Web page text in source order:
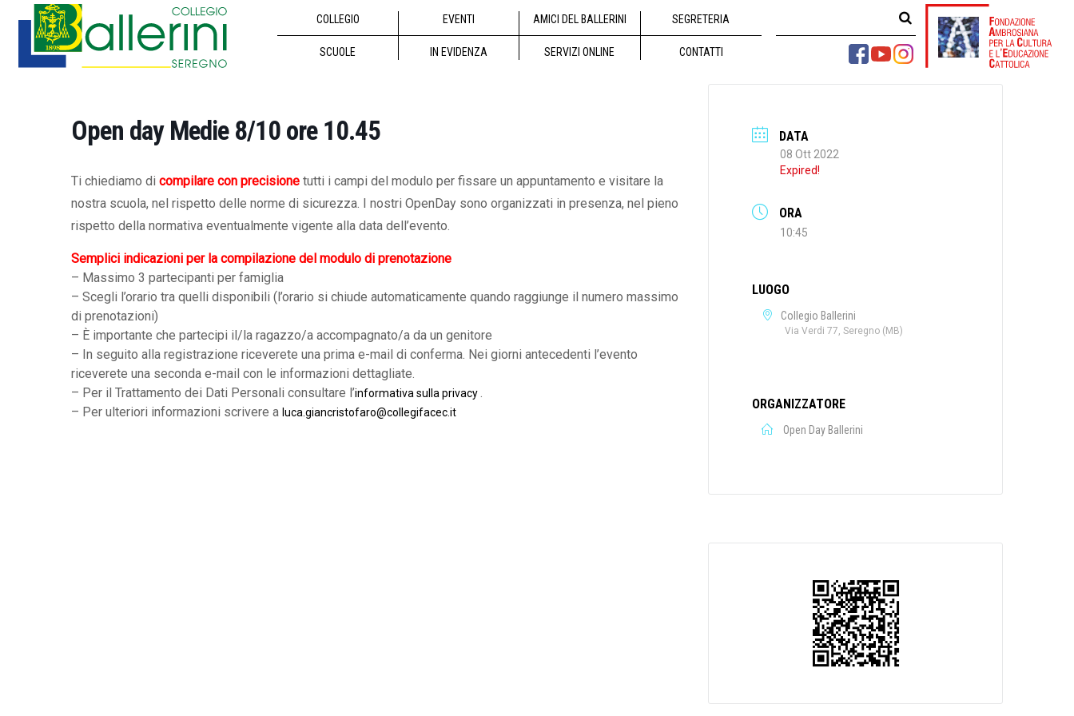
COLLEGIO EVENTI AMICI DEL BALLERINI SEGRETERIA
SCUOLE IN EVIDENZA SERVIZI ONLINE CONTATTI
Open day Medie 8/10 ore 10.45
Ti chiediamo di compilare con precisione tutti i campi del modulo per fissare un appuntamento e visitare la
nostra scuola, nel rispetto delle norme di sicurezza. I nostri OpenDay sono organizzati in presenza, nel pieno
rispetto della normativa eventualmente vigente alla data dell’evento.
Semplici indicazioni per la compilazione del modulo di prenotazione
– Massimo 3 partecipanti per famiglia
– Scegli l’orario tra quelli disponibili (l’orario si chiude automaticamente quando raggiunge il numero massimo
di prenotazioni)
– È importante che partecipi il/la ragazzo/a accompagnato/a da un genitore
– In seguito alla registrazione riceverete una prima e-mail di conferma. Nei giorni antecedenti l’evento
riceverete una seconda e-mail con le informazioni dettagliate.
– Per il Trattamento dei Dati Personali consultare l’informativa sulla privacy.
– Per ulteriori informazioni scrivere a luca.giancristofaro@collegifacec.it
DATA
08 Ott 2022
Expired!
ORA
10:45
LUOGO
Collegio Ballerini
Via Verdi 77, Seregno (MB)
ORGANIZZATORE
Open Day Ballerini